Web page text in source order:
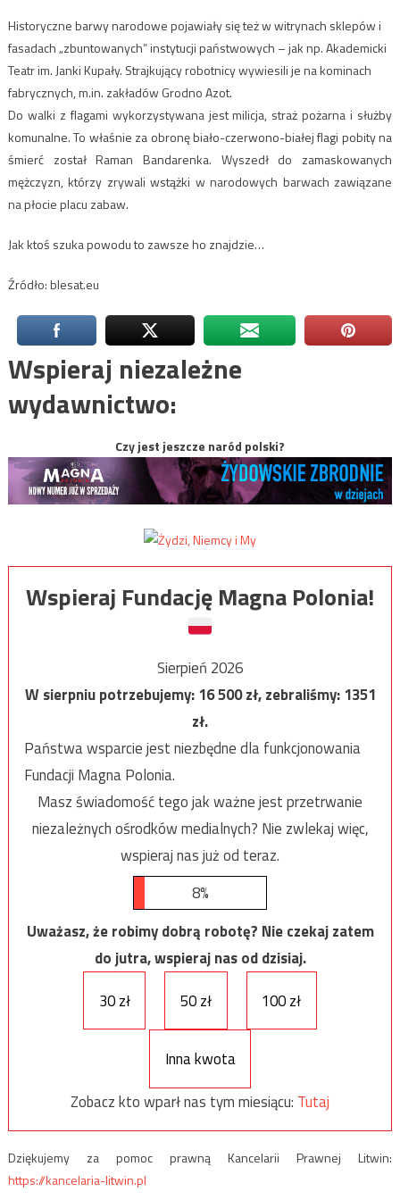
Historyczne barwy narodowe pojawiały się też w witrynach sklepów i
fasadach „zbuntowanych” instytucji państwowych – jak np. Akademicki
Teatr im. Janki Kupały. Strajkujący robotnicy wywiesili je na kominach
fabrycznych, m.in. zakładów Grodno Azot.
Do walki z flagami wykorzystywana jest milicja, straż pożarna i służby
komunalne. To właśnie za obronę biało-czerwono-białej flagi pobity na
śmierć został Raman Bandarenka. Wyszedł do zamaskowanych
mężczyzn, którzy zrywali wstążki w narodowych barwach zawiązane
na płocie placu zabaw.
Jak ktoś szuka powodu to zawsze ho znajdzie…
Źródło: blesat.eu
Wspieraj niezależne
wydawnictwo:
Czy jest jeszcze naród polski?
Wspieraj Fundację Magna Polonia!
Sierpień 2026
W sierpniu potrzebujemy:16 500zł, zebraliśmy:1351
zł.
Państwa wsparcie jest niezbędne dla funkcjonowania
Fundacji Magna Polonia.
Masz świadomość tego jak ważne jest przetrwanie
niezależnych ośrodków medialnych? Nie zwlekaj więc,
wspieraj nas już od teraz.
8%
Uważasz, że robimy dobrą robotę? Nie czekaj zatem
do jutra, wspieraj nas od dzisiaj.
30 zł
50 zł 100 zł
Inna kwota
Zobacz kto wparł nas tym miesiącu: Tutaj
Dziękujemy za pomoc prawną Kancelarii Prawnej Litwin:
https://kancelaria-litwin.pl